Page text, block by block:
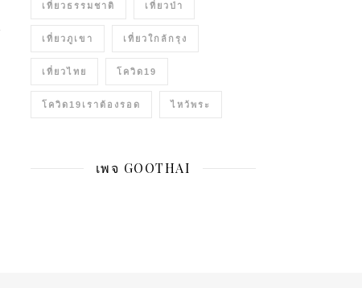
เที่ยวธรรมชาติ เที่ยวป่า
เที่ยวภูเขา เที่ยวใกล้กรุง
เที่ยวไทย โควิด19
โควิด19เราต้องรอด ไหว้พระ
เพจ GOOTHAI